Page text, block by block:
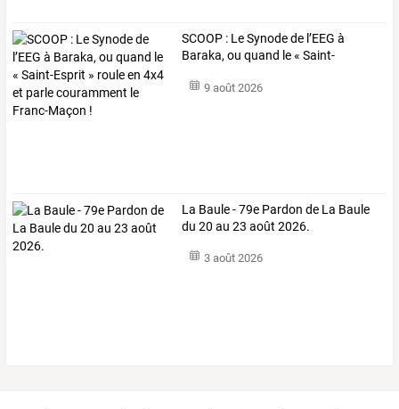
SCOOP : LeSynodede l’EEG à
Baraka, ou quand le« Saint-
9 août 2026
La Baule - 79e Pardon de La Baule
du 20 au 23 août 2026.
3 août 2026